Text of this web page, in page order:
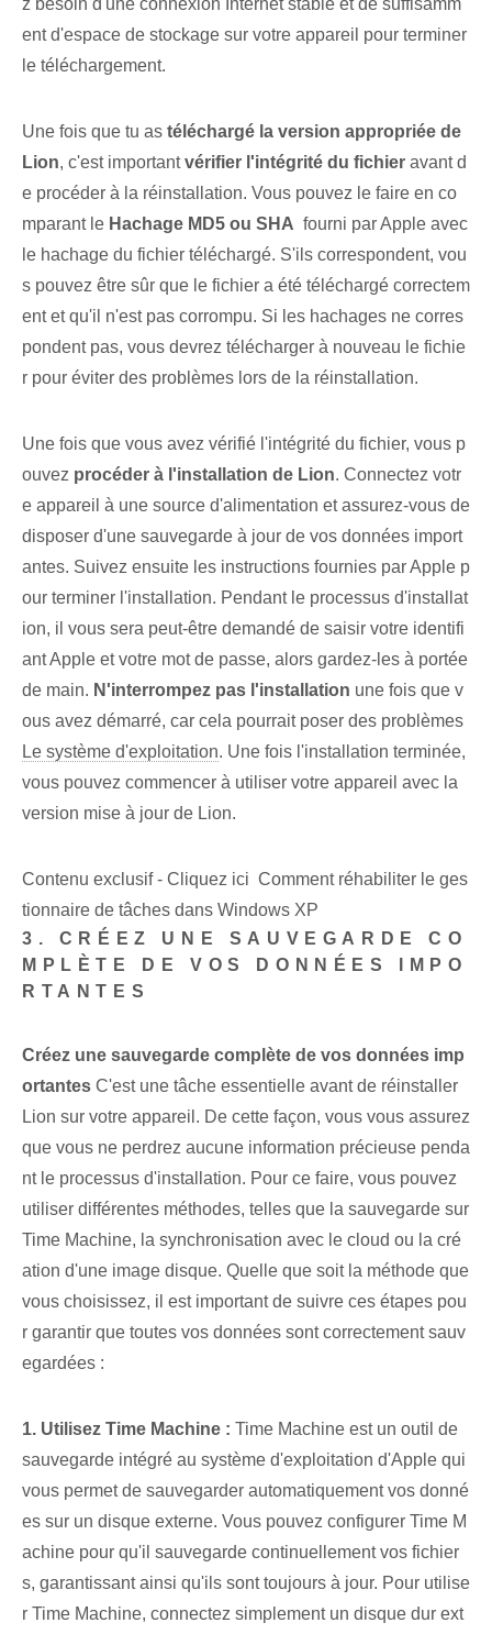
z besoin d'une connexion Internet stable et de suffisamm
ent d'espace de stockage sur votre appareil pour terminer
le téléchargement.
Une fois que tu as téléchargé la version appropriée de
Lion, c'est ⁢importantvérifier l'intégrité du fichier avant d
e procéder à ⁢la⁣ réinstallation. Vous pouvez⁤ le faire en co
mparant le⁢ Hachage MD5 ou SHA ‍ fourni par Apple avec
le hachage du fichier téléchargé. S'ils correspondent, vou
s pouvez être sûr que le fichier a été téléchargé correctem
ent et qu'il n'est pas corrompu. Si les hachages ne corres
pondent pas, vous devrez télécharger à nouveau le fichie
r pour éviter des problèmes lors de la réinstallation.
Une fois que vous avez vérifié l'intégrité du fichier, vous p
ouvez⁤ procéder à l'installation de ⁤Lion. Connectez votr
e appareil à une source d'alimentation et assurez-vous de
disposer d'une sauvegarde à jour de vos données import
antes. Suivez ensuite les instructions fournies par Apple p
our terminer l'installation. Pendant le processus d'installat
ion, il vous sera peut-être demandé de saisir votre identifi
ant Apple et votre mot de passe, alors gardez-les à portée
de main. N'interrompez pas l'installation une fois que v
ous avez démarré, car cela pourrait poser des problèmes
Le système d'exploitation. Une fois l'installation terminée,
vous pouvez commencer à utiliser votre appareil avec la
version mise à jour de Lion.
Contenu exclusif - Cliquez ici Comment réhabiliter le ges
tionnaire de tâches dans Windows XP
3. CRÉEZ UNE SAUVEGARDE CO
MPLÈTE DE VOS DONNÉES IMPO
RTANTES
Créez une sauvegarde complète de vos données imp
ortantes C'est une tâche essentielle ⁢avant de ‌réinstaller
Lion​ sur votre appareil. De cette façon, vous vous assurez
que vous ne perdrez aucune information précieuse penda
nt le processus d'installation. Pour ce faire, vous pouvez
utiliser différentes méthodes, telles que la sauvegarde sur
Time Machine, la synchronisation avec le cloud ou la cré
ation d'une image disque. Quelle que soit la méthode que
vous choisissez, il est important de suivre ces étapes pou
r garantir que toutes vos données sont correctement sauv
egardées :
1. Utilisez Time Machine : Time Machine est un outil de
sauvegarde intégré au système d'exploitation d'Apple qui
vous permet de sauvegarder automatiquement vos donné
es sur un disque externe. Vous pouvez configurer Time M
achine pour qu'il sauvegarde continuellement vos fichier
s, garantissant ainsi qu'ils sont toujours à jour. Pour utilise
r Time Machine, connectez simplement un disque dur ext